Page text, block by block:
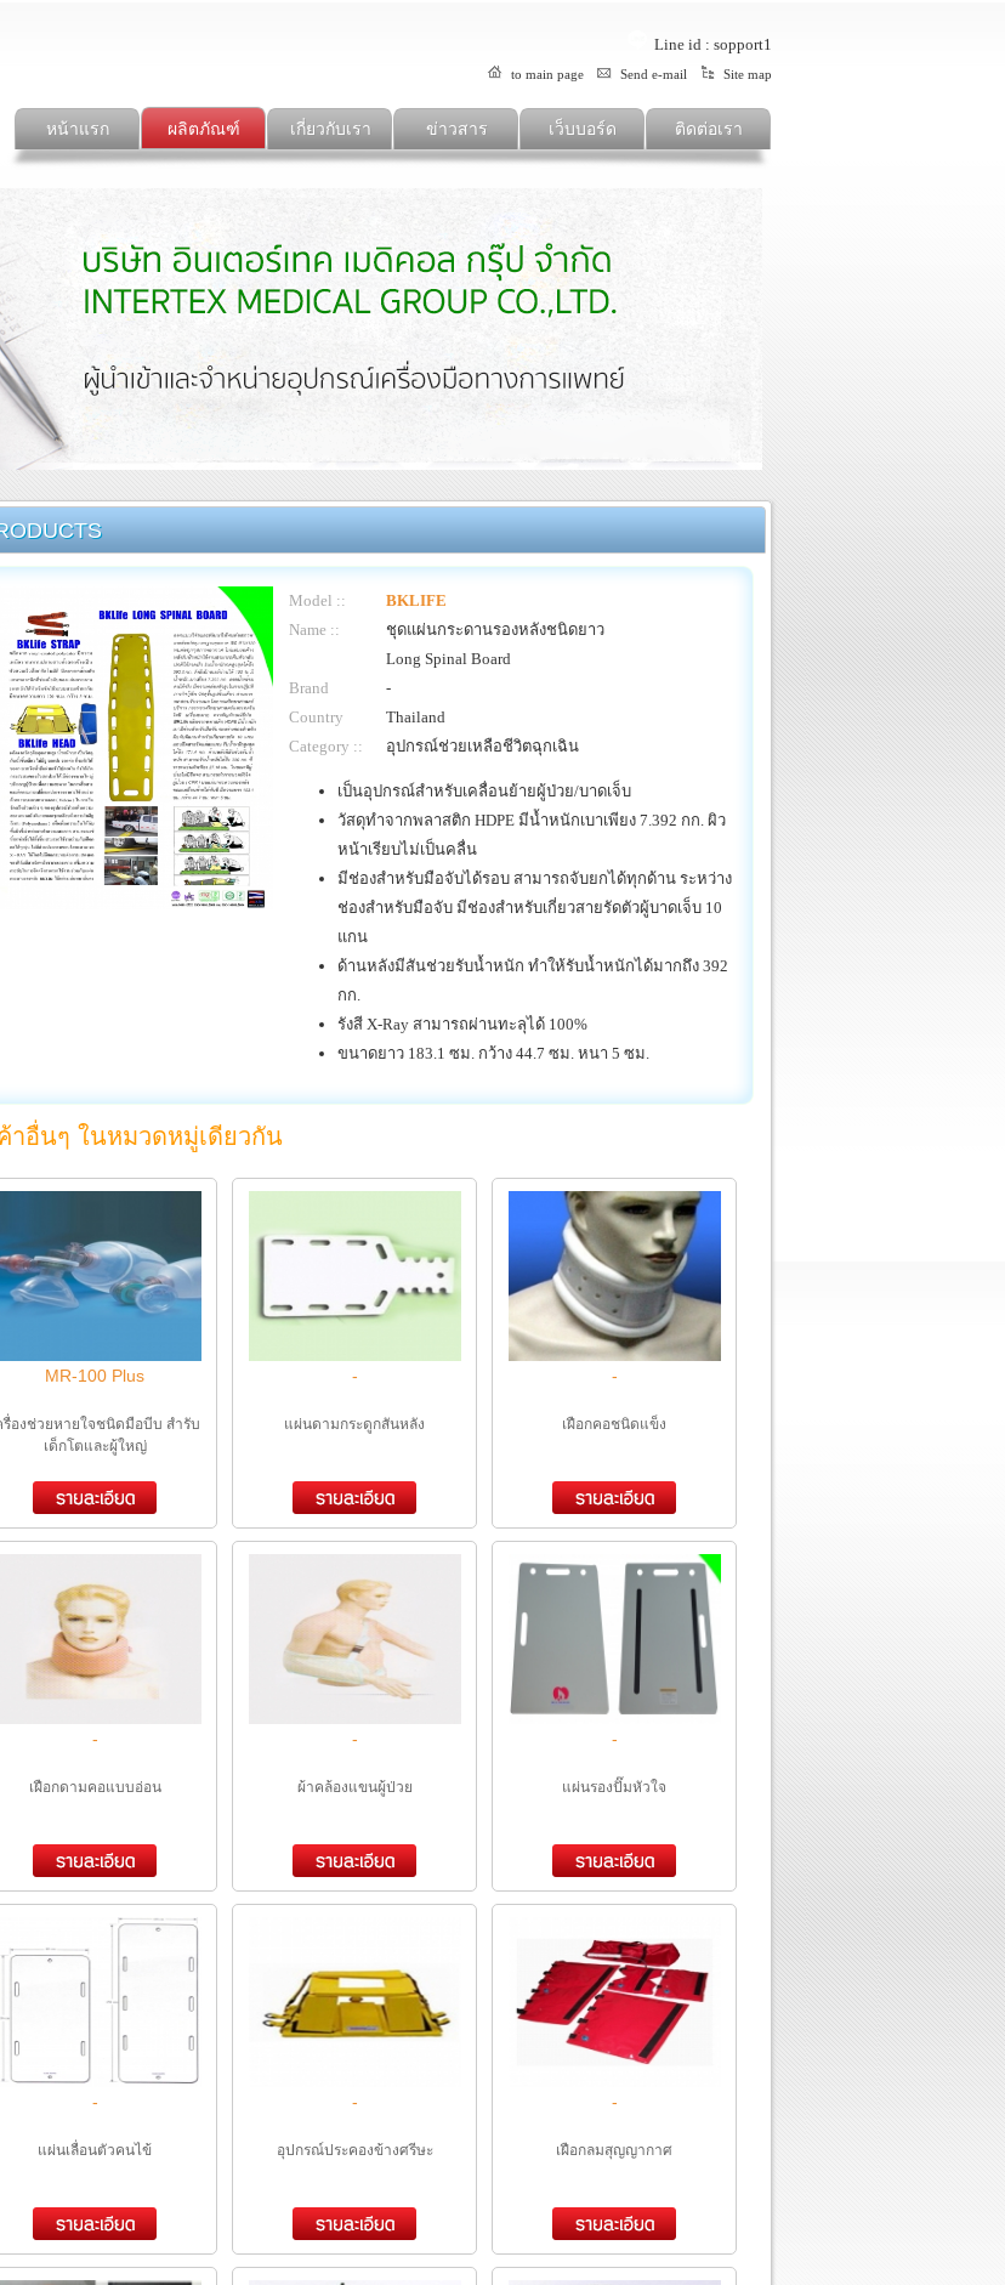
Line id : sopport1
to main page Send e-mail Site map
ติดต่อเรา
เว็บบอร์ด
ข่าวสาร
เกี่ยวกับเรา
ผลิตภัณฑ์
หน้าแรก
Model ::
BKLIFE
Name ::
ชุดแผ่นกระดานรองหลังชนิดยาว
Long Spinal Board
Brand
-
Country
Thailand
Category ::
อุปกรณ์ช่วยเหลือชีวิตฉุกเฉิน
เป็นอุปกรณ์สำหรับเคลื่อนย้ายผู้ป่วย/บาดเจ็บ
วัสดุทำจากพลาสติก HDPE มีน้ำหนักเบาเพียง 7.392 กก. ผิว
หน้าเรียบไม่เป็นคลื่น
มีช่องสำหรับมือจับได้รอบ สามารถจับยกได้ทุกด้าน ระหว่าง
ช่องสำหรับมือจับ มีช่องสำหรับเกี่ยวสายรัดตัวผู้บาดเจ็บ 10
แกน
ด้านหลังมีสันช่วยรับน้ำหนัก ทำให้รับน้ำหนักได้มากถึง 392
กก.
รังสี X-Ray สามารถผ่านทะลุได้ 100%
ขนาดยาว 183.1 ซม. กว้าง 44.7 ซม. หนา 5 ซม.
าอื่นๆ ในหมวดหมู่เดียวกัน
MR-100 Plus
รื่องช่วยหายใจชนิดมือบีบ สำรับ
เด็กโตและผู้ใหญ่
-
แผ่นดามกระดูกสันหลัง
-
เฝือกคอชนิดแข็ง
-
เฝือกดามคอแบบอ่อน
-
ผ้าคล้องแขนผู้ป่วย
-
แผ่นรองปั๊มหัวใจ
-
แผ่นเลื่อนตัวคนไข้
-
อุปกรณ์ประคองข้างศรีษะ
-
เฝือกลมสุญญากาศ